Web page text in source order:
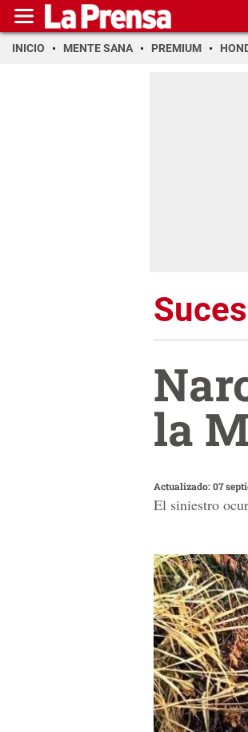
INICIO MENTE SANA PREMIUM
la
Actualizado: 07
El siniestro